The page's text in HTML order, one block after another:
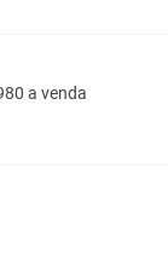
item. Você acha que
a venda